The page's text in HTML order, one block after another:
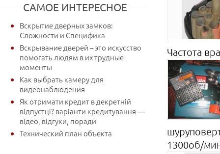
САМОЕ ИНТЕРЕСНОЕ
Вскрытие дверных замков:
Сложности и Специфика
Вскрывание дверей – это искусство
помогать людям в их трудные
моменты
Как выбрать камеру для
видеонаблюдения
Як отримати кредит в декретній
відпустці? варіанти кредитування —
відео, відгуки, поради
Технический план объекта
Частота
1300об/